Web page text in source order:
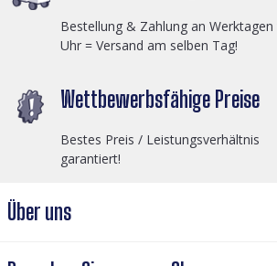
Bestellung & Zahlung an Werktagen
Uhr = Versand am selben Tag!
Wettbewerbsfähige Preise
Bestes Preis / Leistungsverhältnis
garantiert!
Über uns